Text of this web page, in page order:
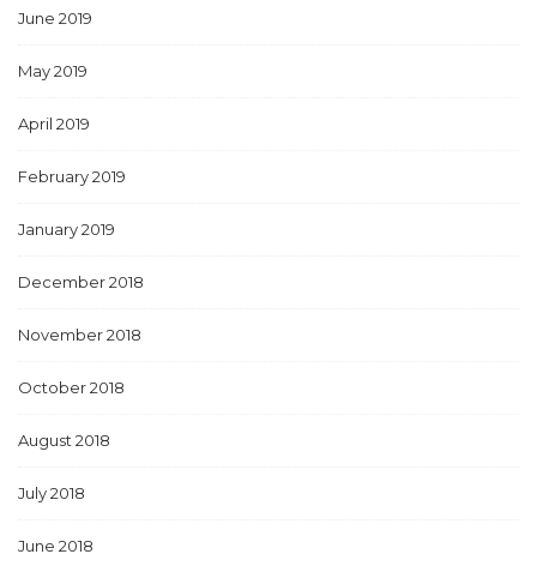
June 2019
May 2019
April 2019
February 2019
January 2019
December 2018
November 2018
October 2018
August 2018
July 2018
June 2018